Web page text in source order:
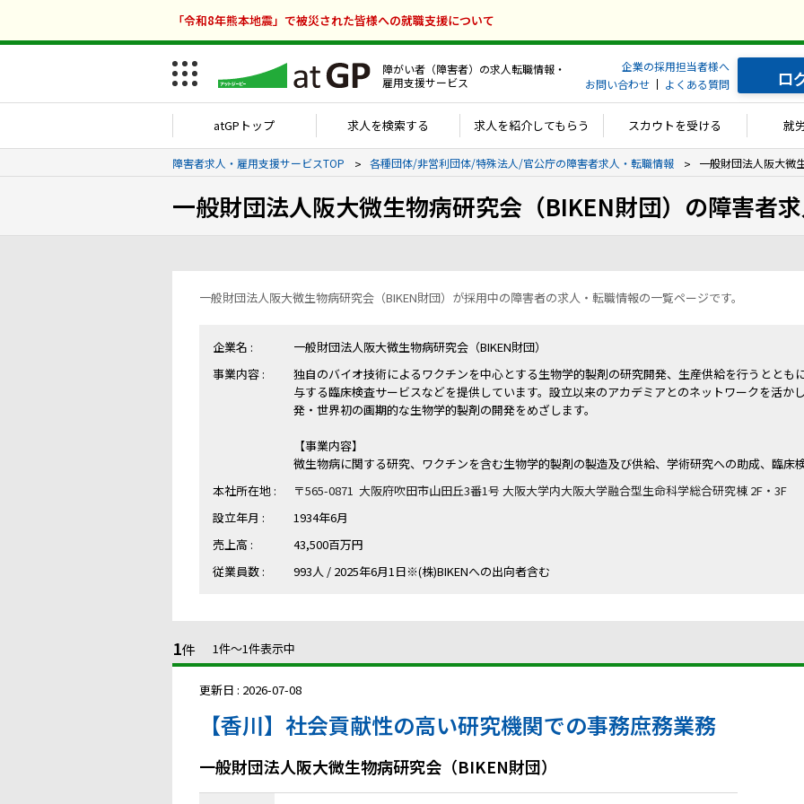
「令和8年熊本地震」で被災された皆様への就職支援について
障がい者（障害者）の求人転職情報・
雇用支援サービス
企業の採用担当者様へ
お問い合わせ
よくある質問 ロ
atGPトップ 求人を検索する 求人を紹介してもらう スカウトを受ける 就
障害者求人・雇用支援サービスTOP 各種団体/非営利団体/特殊法人/官公庁の障害者求人・転職情報 一般財団法人阪大微
一般財団法人阪大微生物病研究会（BIKEN財団）の障害者
一般財団法人阪大微生物病研究会（BIKEN財団）が採用中の障害者の求人・転職情報の一覧ページです。
企業名 :
一般財団法人阪大微生物病研究会（BIKEN財団）
事業内容 :
独自のバイオ技術によるワクチンを中心とする生物学的製剤の研究開発、生産供給を行うととも
与する臨床検査サービスなどを提供しています。設立以来のアカデミアとのネットワークを活か
発・世界初の画期的な生物学的製剤の開発をめざします。
【事業内容】
微生物病に関する研究、ワクチンを含む生物学的製剤の製造及び供給、学術研究への助成、臨床
本社所在地 :
〒565-0871 大阪府吹田市山田丘3番1号 大阪大学内大阪大学融合型生命科学総合研究棟 2F・3F
設立年月 :
1934年6月
売上高 :
43,500百万円
従業員数 :
993人 / 2025年6月1日※(株)BIKENへの出向者含む
1件 1件〜1件表示中
更新日 : 2026-07-08
【香川】社会貢献性の高い研究機関での事務庶務業務
一般財団法人阪大微生物病研究会（BIKEN財団）